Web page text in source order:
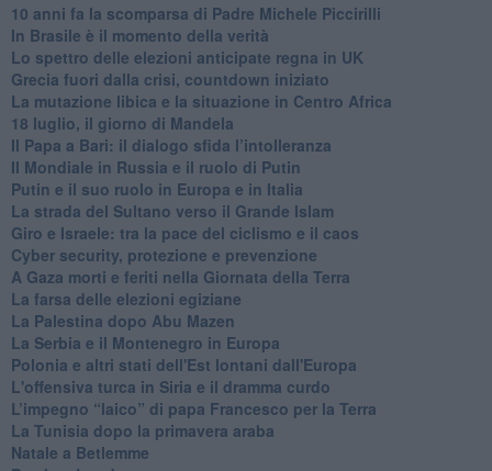
10 anni fa la scomparsa di Padre Michele Piccirilli
In Brasile è il momento della verità
Lo spettro delle elezioni anticipate regna in UK
Grecia fuori dalla crisi, countdown iniziato
La mutazione libica e la situazione in Centro Africa
18 luglio, il giorno di Mandela
Il Papa a Bari: il dialogo sfida l’intolleranza
Il Mondiale in Russia e il ruolo di Putin
Putin e il suo ruolo in Europa e in Italia
La strada del Sultano verso il Grande Islam
Giro e Israele: tra la pace del ciclismo e il caos
Cyber security, protezione e prevenzione
A Gaza morti e feriti nella Giornata della Terra
La farsa delle elezioni egiziane
La Palestina dopo Abu Mazen
La Serbia e il Montenegro in Europa
Polonia e altri stati dell'Est lontani dall'Europa
L'offensiva turca in Siria e il dramma curdo
L’impegno “laico” di papa Francesco per la Terra
La Tunisia dopo la primavera araba
Natale a Betlemme